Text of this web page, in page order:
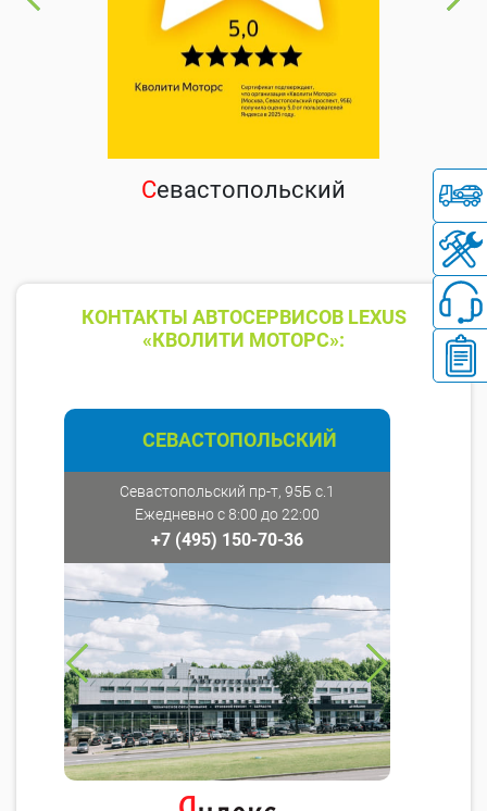
Севастопольский
КОНТАКТЫ АВТОСЕРВИСОВ LEXUS
«КВОЛИТИ МОТОРС»:
СЕВАСТОПОЛЬСКИЙ
Севастопольский пр-т, 95Б с.1
Ежедневно с 8:00 до 22:00
+7 (495) 150-70-36